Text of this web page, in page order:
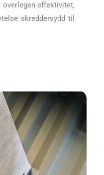
effektivitet,
skreddersydd til